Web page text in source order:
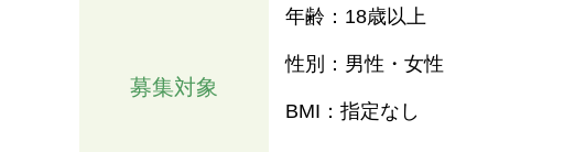
募集対象
年齢：18歳以上
性別：男性・女性
BMI：指定なし